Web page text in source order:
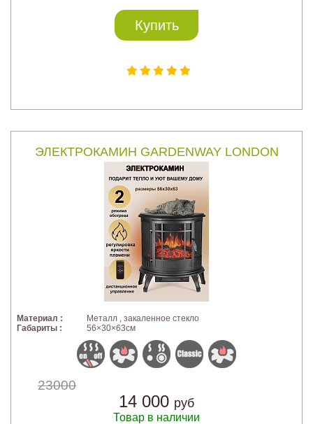
Купить
ЭЛЕКТРОКАМИН GARDENWAY LONDON
Материал :
Металл , закаленное стекло
Габариты :
56×30×63см
23000
14 000 руб
Товар в наличии